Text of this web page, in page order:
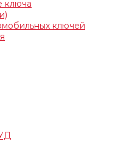
ключа
ключей